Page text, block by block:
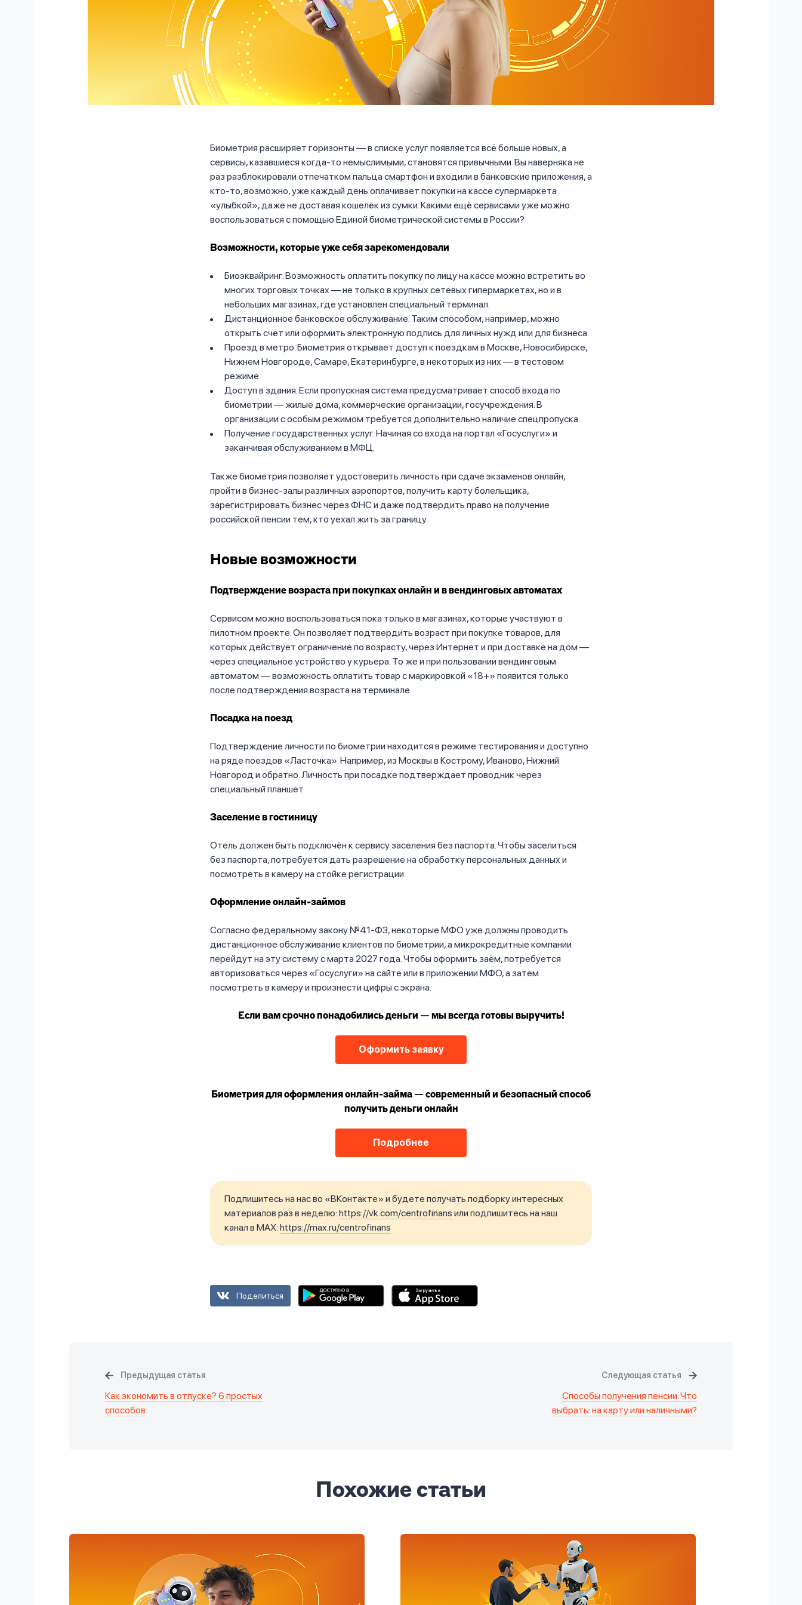
Биометрия расширяет горизонты — в списке услуг появляется всё больше новых, а
сервисы, казавшиеся когда-то немыслимыми, становятся привычными. Вы наверняка не
раз разблокировали отпечатком пальца смартфон и входили в банковские приложения, а
кто-то, возможно, уже каждый день оплачивает покупки на кассе супермаркета
«улыбкой», даже не доставая кошелёк из сумки. Какими ещё сервисами уже можно
воспользоваться с помощью Единой биометрической системы в России?
Возможности, которые уже себя зарекомендовали
Биоэквайринг. Возможность оплатить покупку по лицу на кассе можно встретить во
многих торговых точках — не только в крупных сетевых гипермаркетах, но и в
небольших магазинах, где установлен специальный терминал.
Дистанционное банковское обслуживание. Таким способом, например, можно
открыть счёт или оформить электронную подпись для личных нужд или для бизнеса.
Проезд в метро. Биометрия открывает доступ к поездкам в Москве, Новосибирске,
Нижнем Новгороде, Самаре, Екатеринбурге, в некоторых из них — в тестовом
режиме.
Доступ в здания. Если пропускная система предусматривает способ входа по
биометрии — жилые дома, коммерческие организации, госучреждения. В
организации с особым режимом требуется дополнительно наличие спецпропуска.
Получение государственных услуг. Начиная со входа на портал «Госуслуги» и
заканчивая обслуживанием в МФЦ.
Также биометрия позволяет удостоверить личность при сдаче экзаменов онлайн,
пройти в бизнес-залы различных аэропортов, получить карту болельщика,
зарегистрировать бизнес через ФНС и даже подтвердить право на получение
российской пенсии тем, кто уехал жить за границу.
Новые возможности
Подтверждение возраста при покупках онлайн и в вендинговых автоматах
Сервисом можно воспользоваться пока только в магазинах, которые участвуют в
пилотном проекте. Он позволяет подтвердить возраст при покупке товаров, для
которых действует ограничение по возрасту, через Интернет и при доставке на дом —
через специальное устройство у курьера. То же и при пользовании вендинговым
автоматом — возможность оплатить товар с маркировкой «18+» появится только
после подтверждения возраста на терминале.
Посадка на поезд
Подтверждение личности по биометрии находится в режиме тестирования и доступно
на ряде поездов «Ласточка». Например, из Москвы в Кострому, Иваново, Нижний
Новгород и обратно. Личность при посадке подтверждает проводник через
специальный планшет.
Заселение в гостиницу
Отель должен быть подключён к сервису заселения без паспорта. Чтобы заселиться
без паспорта, потребуется дать разрешение на обработку персональных данных и
посмотреть в камеру на стойке регистрации.
Оформление онлайн-займов
Согласно федеральному закону №41-ФЗ, некоторые МФО уже должны проводить
дистанционное обслуживание клиентов по биометрии, а микрокредитные компании
перейдут на эту систему с марта 2027 года. Чтобы оформить заём, потребуется
авторизоваться через «Госуслуги» на сайте или в приложении МФО, а затем
посмотреть в камеру и произнести цифры с экрана.
Если вам срочно понадобились деньги — мы всегда готовы выручить!
Оформить заявку
Биометрия для оформления онлайн-займа — современный и безопасный способ
получить деньги онлайн
Подробнее
Подпишитесь на нас во «ВКонтакте» и будете получать подборку интересных
материалов раз в неделю: https://vk.com/centrofinans или подпишитесь на наш
канал в MAX: https://max.ru/centrofinans
Поделиться
Предыдущая статья
Как экономить в отпуске? 6 простых
способов
Следующая статья
Способы получения пенсии. Что
выбрать: на карту или наличными?
Похожие статьи